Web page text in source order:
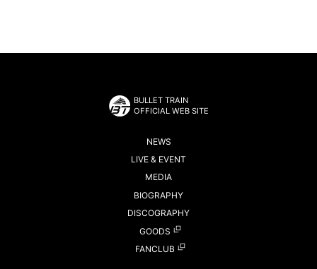
BULLET TRAIN
OFFICIAL WEB SITE
NEWS
LIVE & EVENT
MEDIA
BIOGRAPHY
DISCOGRAPHY
GOODS
FANCLUB